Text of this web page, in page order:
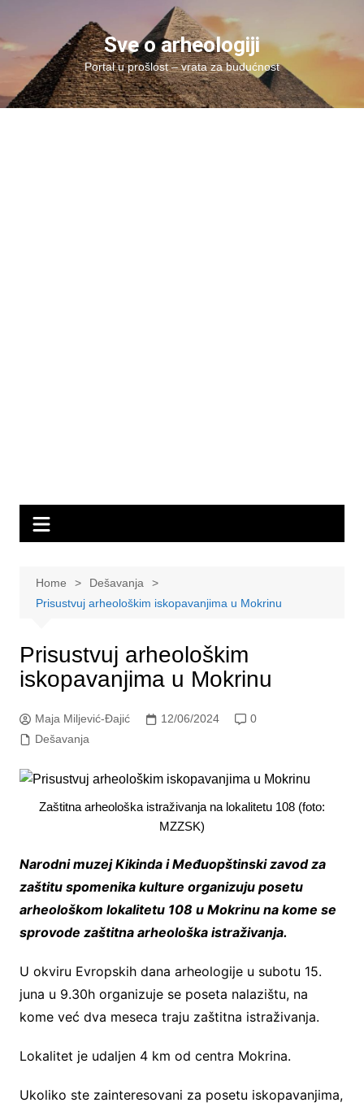
content
Sve o arheologiji
Portal u prošlost – vrata za budućnost
Home
Dešavanja
Prisustvuj arheološkim iskopavanjima u Mokrinu
Prisustvuj arheološkim
iskopavanjima u Mokrinu
Maja Miljević-Đajić 12/06/2024
0
Dešavanja
Zaštitna arheološka istraživanja na lokalitetu 108 (foto:
MZZSK)
Narodni muzej Kikinda i Međuopštinski zavod za
zaštitu spomenika kulture organizuju posetu
arheološkom lokalitetu 108 u Mokrinu na kome se
sprovode zaštitna arheološka istraživanja.
U okviru Evropskih dana arheologije u subotu 15.
juna u 9.30h organizuje se poseta nalazištu, na
kome već dva meseca traju zaštitna istraživanja.
Lokalitet je udaljen 4 km od centra Mokrina.
Ukoliko ste zainteresovani za posetu iskopavanjima,